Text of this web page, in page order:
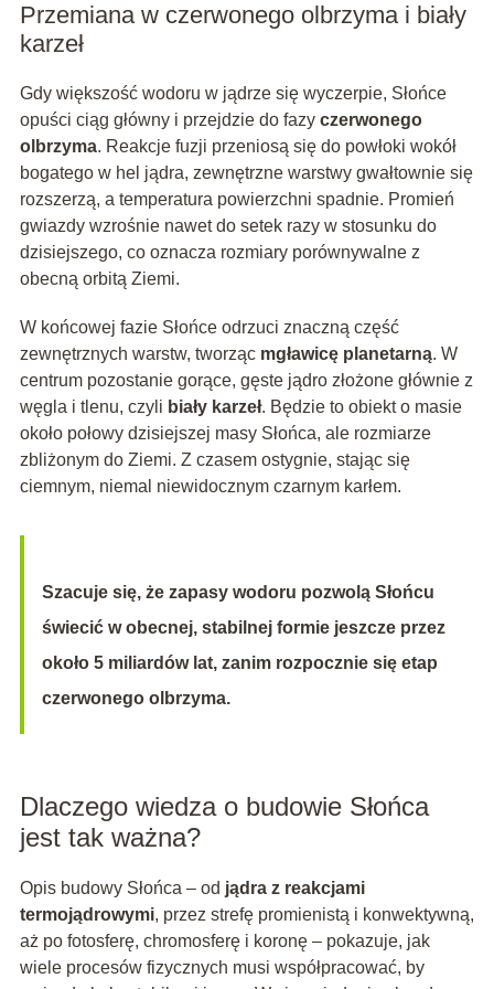
Przemiana w czerwonego olbrzyma i biały
karzeł
Gdy większość wodoru w jądrze się wyczerpie, Słońce
opuści ciąg główny i przejdzie do fazy czerwonego
olbrzyma. Reakcje fuzji przeniosą się do powłoki wokół
bogatego w hel jądra, zewnętrzne warstwy gwałtownie się
rozszerzą, a temperatura powierzchni spadnie. Promień
gwiazdy wzrośnie nawet do setek razy w stosunku do
dzisiejszego, co oznacza rozmiary porównywalne z
obecną orbitą Ziemi.
W końcowej fazie Słońce odrzuci znaczną część
zewnętrznych warstw, tworząc mgławicę planetarną. W
centrum pozostanie gorące, gęste jądro złożone głównie z
węgla i tlenu, czyli biały karzeł. Będzie to obiekt o masie
około połowy dzisiejszej masy Słońca, ale rozmiarze
zbliżonym do Ziemi. Z czasem ostygnie, stając się
ciemnym, niemal niewidocznym czarnym karłem.
Szacuje się, że zapasy wodoru pozwolą Słońcu
świecić w obecnej, stabilnej formie jeszcze przez
około 5 miliardów lat, zanim rozpocznie się etap
czerwonego olbrzyma.
Dlaczego wiedza o budowie Słońca
jest tak ważna?
Opis budowy Słońca – od jądra z reakcjami
termojądrowymi, przez strefę promienistą i konwektywną,
aż po fotosferę, chromosferę i koronę – pokazuje, jak
wiele procesów fizycznych musi współpracować, by